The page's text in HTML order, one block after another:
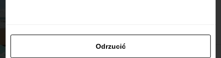
Odrzucić